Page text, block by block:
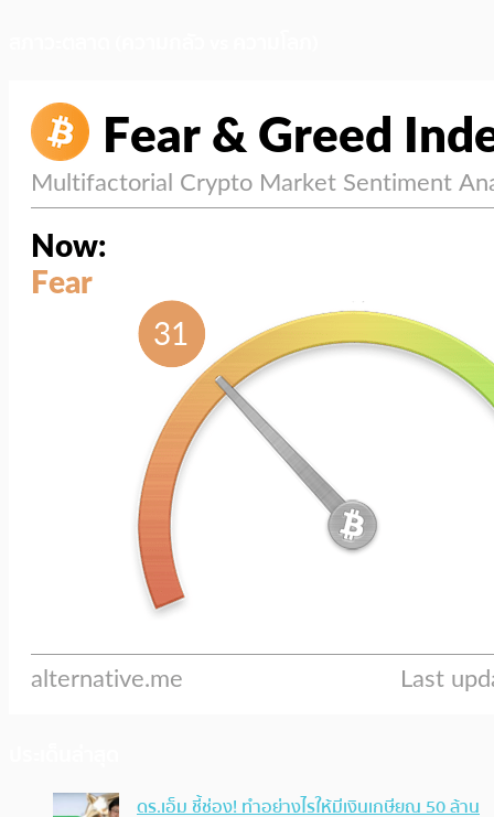
ดร.เอ็ม ชี้ช่อง! ทำอย่างไรให้มีเงินเกษียณ 50 ล้าน